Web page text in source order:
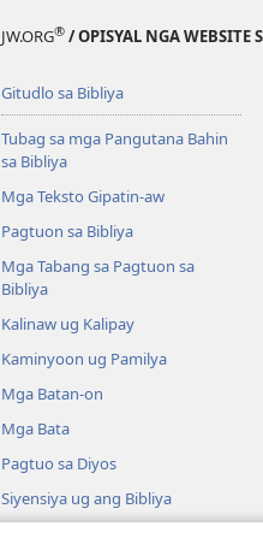
JW.ORG® / OPISYAL NGA WEBSITE
Gitudlo sa Bibliya
Tubag sa mga Pangutana Bahin
sa Bibliya
Mga Teksto Gipatin-aw
Pagtuon sa Bibliya
Mga Tabang sa Pagtuon sa
Bibliya
Kalinaw ug Kalipay
Kaminyoon ug Pamilya
Mga Batan-on
Mga Bata
Pagtuo sa Diyos
Siyensiya ug ang Bibliya